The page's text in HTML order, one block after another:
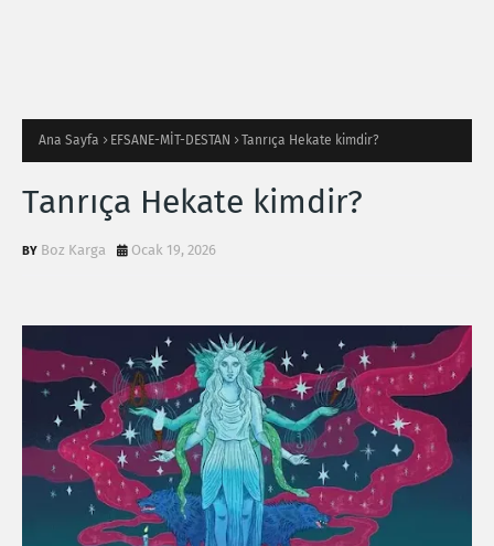
Ana Sayfa EFSANE-MİT-DESTAN Tanrıça Hekate kimdir?
Tanrıça Hekate kimdir?
Boz Karga Ocak 19, 2026